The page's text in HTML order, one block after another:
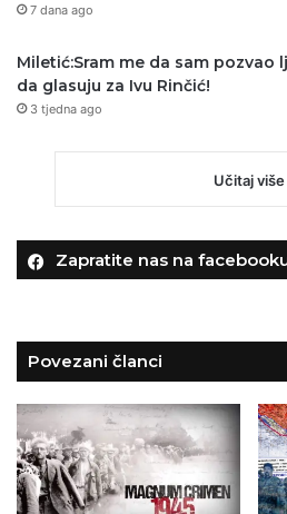
7 dana ago
Miletić:Sram me da sam pozvao
da glasuju za Ivu Rinčić!
3 tjedna ago
Učitaj više
Zapratite nas na
Povezani članci